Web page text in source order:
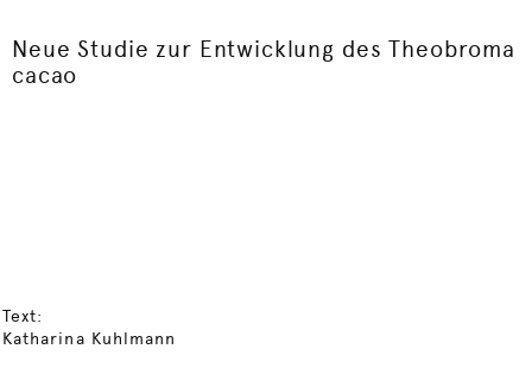
Neue Studie zur Entwicklung des Theobroma
cacao
Text:
Katharina Kuhlmann